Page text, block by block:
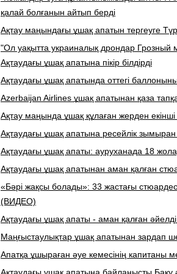
қалай болғанын айтып берді
​Ақтау маңындағы ұшақ апатын тергеуге
"Ол уақытта украиналық дрондар Грозный
Ақтаудағы ұшақ апатына пікір білдірді
Ақтаудағы ұшақ апатында оттегі
Azerbaijan Airlines ұшақ апатынан қаза
Ақтау маңында ұшақ құлаған жерден
Ақтаудағы ұшақ апатына ресейлік
Ақтаудағы ұшақ апаты: ауруханада 18
Ақтаудағы ұшақ апатынан аман қалған
«Бәрі жақсы болады»: 33 жастағы
(ВИДЕО)
Ақтаудағы ұшақ апаты - аман қалған
​Маңғыстаулықтар ұшақ апатынан зардап
Апатқа ұшыраған әуе кемесінің капитаны
Ақтаудағы ұшақ апатына байланысты